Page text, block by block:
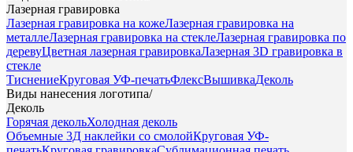
Лазерная гравировка
Лазерная гравировка на кожеЛазерная гравировка на
металлеЛазерная гравировка на стеклеЛазерная гравировка по
деревуЦветная лазерная гравировкаЛазерная 3D гравировка в
стекле
ТиснениеКруговая УФ-печатьФлексВышивкаДеколь
Виды нанесения логотипа/
Деколь
Горячая декольХолодная деколь
Объемные 3Д наклейки со смолойКруговая УФ-